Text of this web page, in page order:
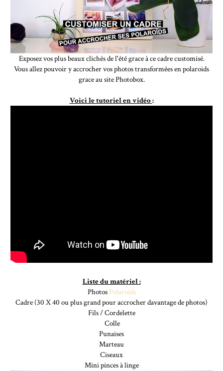
Exposez vos plus beaux clichés de l'été grace à ce cadre customisé.
Vous allez pouvoir y accrocher vos photos transformées en polaroids
grace au site Photobox.
Voici le tutoriel en vidéo:
Liste du matériel :
Photos Polaroids
Cadre (30 X 40 ou plus grand pour accrocher davantage de photos)
Fils / Cordelette
Colle
Punaises
Marteau
Ciseaux
Mini pinces à linge